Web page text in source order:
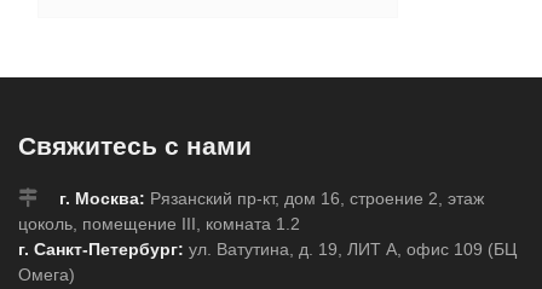
Свяжитесь с нами
г. Москва: Рязанский пр-кт, дом 16, строение 2, этаж
цоколь, помещение III, комната 1.2
г. Санкт-Петербург: ул. Ватутина, д. 19, ЛИТ А, офис 109 (БЦ
Омега)